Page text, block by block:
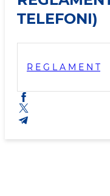
TELEFONI)
R E G L A M E N T